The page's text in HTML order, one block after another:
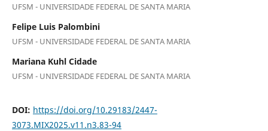
UFSM - UNIVERSIDADE FEDERAL DE SANTA MARIA
Felipe Luis Palombini
UFSM - UNIVERSIDADE FEDERAL DE SANTA MARIA
Mariana Kuhl Cidade
UFSM - UNIVERSIDADE FEDERAL DE SANTA MARIA
DOI: https://doi.org/10.29183/2447-
3073.MIX2025.v11.n3.83-94